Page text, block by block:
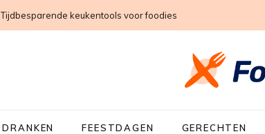
Tijdbesparende keukentools voor foodies
DRANKEN FEESTDAGEN GERECHTEN